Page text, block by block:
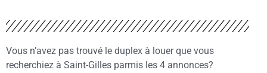
Vous n’avez pas trouvé le duplex à louer que vous
recherchiez à Saint-Gilles parmis les 4 annonces?